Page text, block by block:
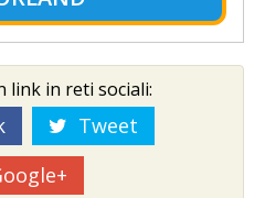
link in reti sociali:
Tweet